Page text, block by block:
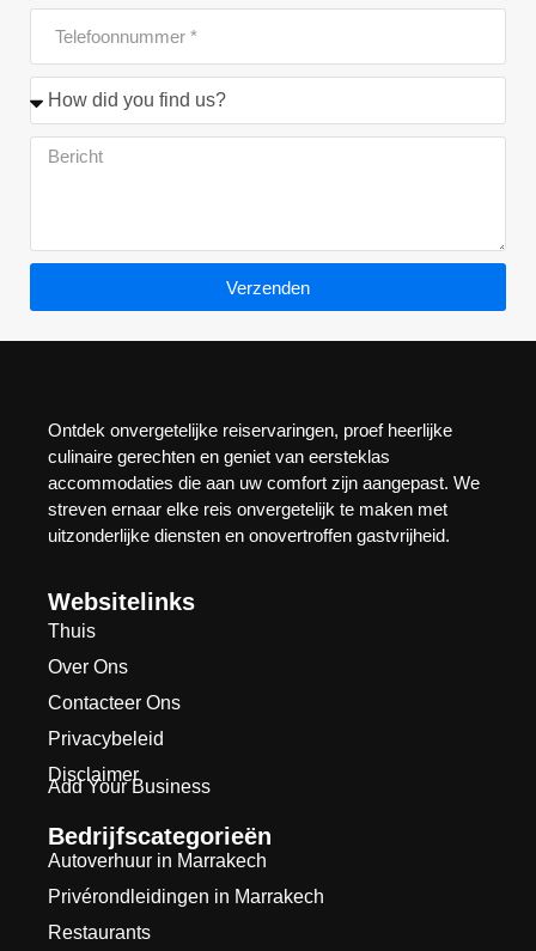
Verzenden
Ontdek onvergetelijke reiservaringen, proef heerlijke
culinaire gerechten en geniet van eersteklas
accommodaties die aan uw comfort zijn aangepast. We
streven ernaar elke reis onvergetelijk te maken met
uitzonderlijke diensten en onovertroffen gastvrijheid.
Websitelinks
Thuis
Over Ons
Contacteer Ons
Privacybeleid
Disclaimer
Add Your Business
Bedrijfscategorieën
Autoverhuur in Marrakech
Privérondleidingen in Marrakech
Restaurants